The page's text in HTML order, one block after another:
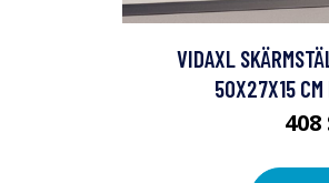
VIDAXL
50X27X15 CM
408